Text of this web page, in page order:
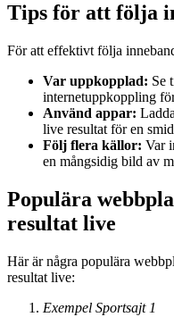
Tips för att följa
För att effektivt följa
Var uppkopplad: Se
internetuppkoppling
Använd appar:
live resultat för en
Följ flera källor: Var
en mångsidig bild av
Populära
resultat live
Här är några populära
resultat live:
Exempel Sportsajt 1